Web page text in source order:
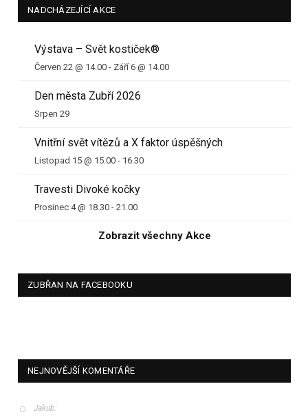
NADCHÁZEJÍCÍ AKCE
Výstava – Svět kostiček®
Červen 22 @ 14.00 - Září 6 @ 14.00
Den města Zubří 2026
Srpen 29
Vnitřní svět vítězů a X faktor úspěšných
Listopad 15 @ 15.00 - 16.30
Travesti Divoké kočky
Prosinec 4 @ 18.30 - 21.00
Zobrazit všechny Akce
ZUBŘAN NA FACEBOOKU
NEJNOVĚJŠÍ KOMENTÁŘE
Jakub: